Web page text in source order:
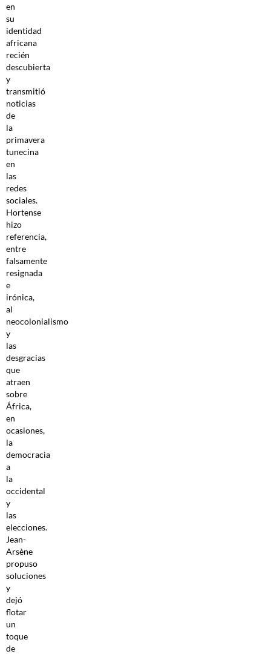
en
su
identidad
africana
recién
descubierta
y
transmitió
noticias
de
la
primavera
tunecina
en
las
redes
sociales.
Hortense
hizo
referencia,
entre
falsamente
resignada
e
irónica,
al
neocolonialismo
y
las
desgracias
que
atraen
sobre
África,
en
ocasiones,
la
democracia
a
la
occidental
y
las
elecciones.
Jean-
Arsène
propuso
soluciones
y
dejó
flotar
un
toque
de